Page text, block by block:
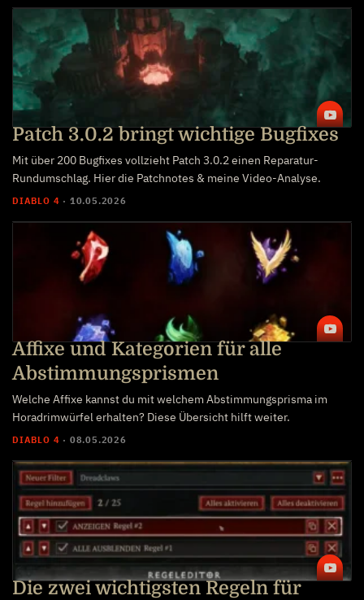
Patch 3.0.2 bringt wichtige Bugfixes
Mit über 200 Bugfixes vollzieht Patch 3.0.2 einen Reparatur-
Rundumschlag. Hier die Patchnotes & meine Video-Analyse.
DIABLO 4 · 10.05.2026
Affixe und Kategorien für alle
Abstimmungsprismen
Welche Affixe kannst du mit welchem Abstimmungsprisma im
Horadrimwürfel erhalten? Diese Übersicht hilft weiter.
DIABLO 4 · 08.05.2026
Die zwei wichtigsten Regeln für